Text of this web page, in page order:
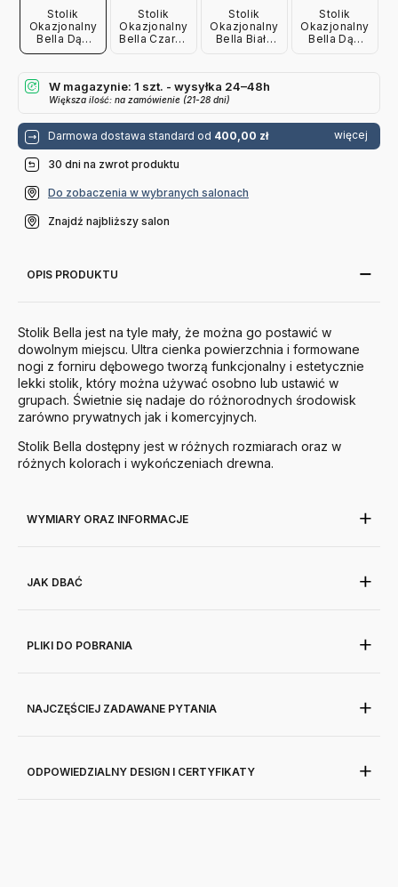
Stolik
Okazjonalny
Bella Dąb
Lakierowany
Stolik
Okazjonalny
Bella Czarny
Stolik
Okazjonalny
Bella Biały
Stolik
Okazjonalny
Bella Dąb
W magazynie: 1 szt. - wysyłka 24–48h
Większa ilość: na zamówienie (21-28 dni)
Darmowa dostawa standard od 400,00 zł więcej
30 dni na zwrot produktu
Do zobaczenia w wybranych salonach
Znajdź najbliższy salon
OPIS PRODUKTU
Stolik Bella jest na tyle mały, że można go postawić w
dowolnym miejscu. Ultra cienka powierzchnia i formowane
nogi z forniru dębowego tworzą funkcjonalny i estetycznie
lekki stolik, który można używać osobno lub ustawić w
grupach. Świetnie się nadaje do różnorodnych środowisk
zarówno prywatnych jak i komercyjnych.
Stolik Bella dostępny jest w różnych rozmiarach oraz w
różnych kolorach i wykończeniach drewna.
WYMIARY ORAZ INFORMACJE
JAK DBAĆ
PLIKI DO POBRANIA
NAJCZĘŚCIEJ ZADAWANE PYTANIA
ODPOWIEDZIALNY DESIGN I CERTYFIKATY